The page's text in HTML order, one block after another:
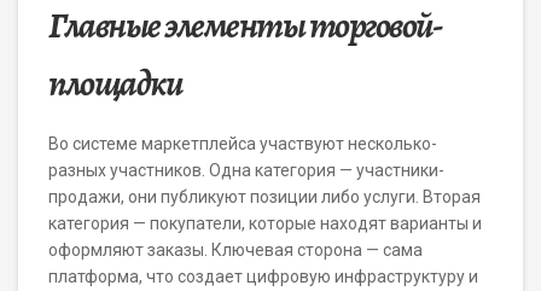
Главные элементы торговой-
площадки
Во системе маркетплейса участвуют несколько-
разных участников. Одна категория — участники-
продажи, они публикуют позиции либо услуги. Вторая
категория — покупатели, которые находят варианты и
оформляют заказы. Ключевая сторона — сама
платформа, что создает цифровую инфраструктуру и